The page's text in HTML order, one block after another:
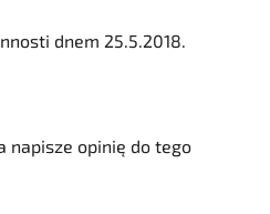
dnem 25.5.2018.
napisze opinię do tego